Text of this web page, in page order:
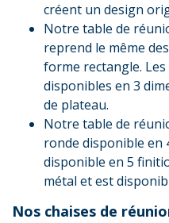
créent un design
Notre table de
reprend le même
forme rectangle.
disponibles en 3
de plateau.
Notre table de
ronde disponible en
disponible en 5
métal et est
Nos chaises de